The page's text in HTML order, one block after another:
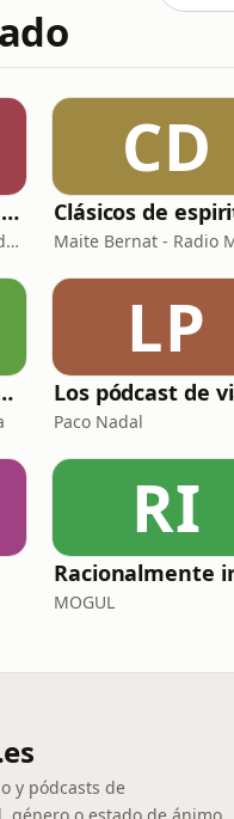
Gafotas, Cegatos y sus Aparatos - Podcast
Arturo Fernández / Ricardo Abad
CD
una mierda
LP
Paco Nadal
RI
MOGUL
y pódcasts de